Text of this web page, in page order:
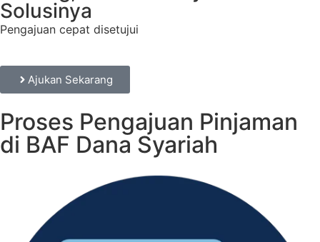
Solusinya
Pengajuan cepat disetujui
Ajukan Sekarang
Proses Pengajuan Pinjaman
di BAF Dana Syariah